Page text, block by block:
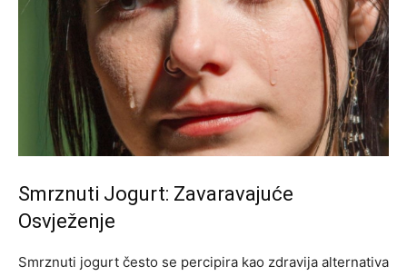
Smrznuti Jogurt: Zavaravajuće
Osvježenje
Smrznuti jogurt često se percipira kao zdravija alternativa